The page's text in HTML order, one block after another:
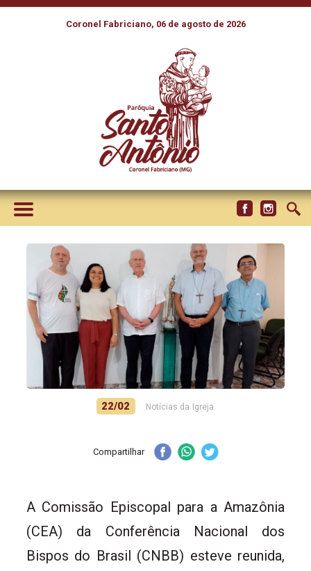
Coronel Fabriciano, 06 de agosto de 2026
COMISSÃO EPISCOPAL
ESPECIAL PARA A AMAZÔNIA
SE REUNE EM MANAUS PARA
AVALIAR A CAMINHADA E
PENSAR O FUTURO
22/02 Notícias da Igreja
Compartilhar
A Comissão Episcopal para a Amazônia
(CEA) da Conferência Nacional dos
Bispos do Brasil (CNBB) esteve reunida,